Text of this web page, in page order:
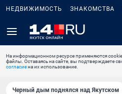
НЕДВИЖИМОСТЬ ЗНАКОМСТВА
На информационном ресурсе применяются
файлы. Оставаясь на сайте, вы подтверждаете
согласиена их использование.
Черный дым поднялся над Якутском